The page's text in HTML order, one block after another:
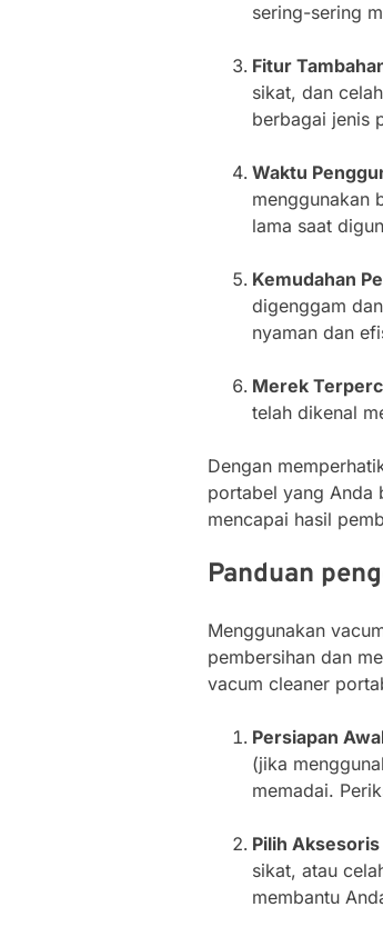
sering-sering
Fitur
sikat, dan
berbagai jenis
Waktu
menggunakan
lama saat
Kemudahan
digenggam
nyaman dan
Merek
telah dikenal
Dengan
portabel yang Anda
mencapai hasil
Panduan
Menggunakan
pembersihan dan
vacum cleaner
Persiapan
(jika
memadai.
Pilih
sikat, atau
membantu